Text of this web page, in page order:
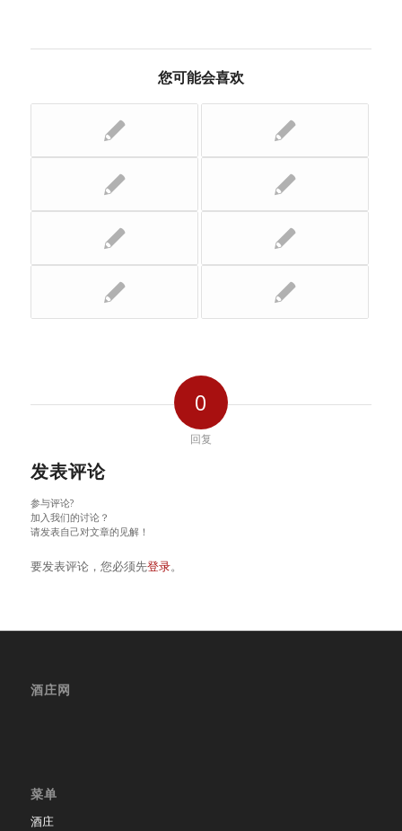
您可能会喜欢
0
回复
发表评论
参与评论?
加入我们的讨论？
请发表自己对文章的见解！
要发表评论，您必须先登录。
酒庄网
菜单
酒庄